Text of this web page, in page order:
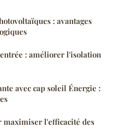
: avantages
: améliorer l'isolation
avec cap soleil Énergie :
maximiser l'efficacité des